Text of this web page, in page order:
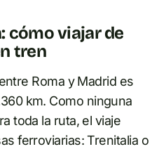
cómo viajar de
tren
Roma y Madrid es
km. Como ninguna
toda la ruta, el viaje
ferroviarias: Trenitalia o